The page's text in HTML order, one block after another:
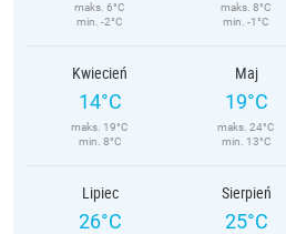
maks. 6°C
min. -2°C
maks. 8°C
min. -1°C
Kwiecień
14°C
maks. 19°C
min. 8°C
Maj
19°C
maks. 24°C
min. 13°C
Lipiec
26°C
Sierpień
25°C